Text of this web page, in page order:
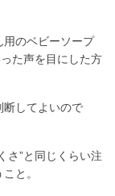
用のベビーソープ
た声を目にした方
断してよいので
さ”と同じくらい注
と。